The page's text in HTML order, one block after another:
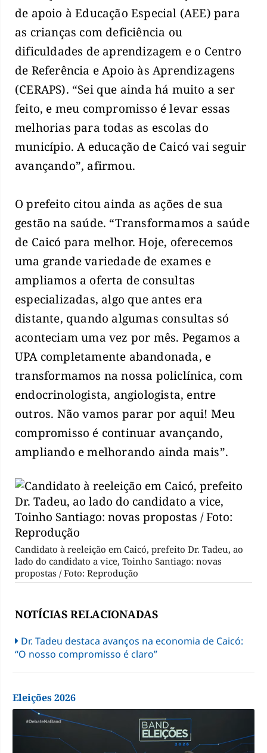
de apoio à Educação Especial (AEE) para
as crianças com deficiência ou
dificuldades de aprendizagem e o Centro
de Referência e Apoio às Aprendizagens
(CERAPS). “Sei que ainda há muito a ser
feito, e meu compromisso é levar essas
melhorias para todas as escolas do
município. A educação de Caicó vai seguir
avançando”, afirmou.
O prefeito citou ainda as ações de sua
gestão na saúde. “Transformamos a saúde
de Caicó para melhor. Hoje, oferecemos
uma grande variedade de exames e
ampliamos a oferta de consultas
especializadas, algo que antes era
distante, quando algumas consultas só
aconteciam uma vez por mês. Pegamos a
UPA completamente abandonada, e
transformamos na nossa policlínica, com
endocrinologista, angiologista, entre
outros. Não vamos parar por aqui! Meu
compromisso é continuar avançando,
ampliando e melhorando ainda mais”.
Candidato à reeleição em Caicó, prefeito Dr. Tadeu, ao
lado do candidato a vice, Toinho Santiago: novas
propostas / Foto: Reprodução
NOTÍCIAS RELACIONADAS
Dr. Tadeu destaca avanços na economia de Caicó:
“O nosso compromisso é claro”
Eleições 2026